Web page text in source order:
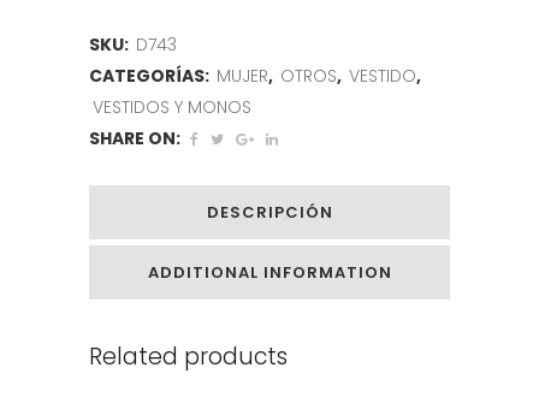
SKU: D743
CATEGORÍAS: MUJER, OTROS, VESTIDO,
VESTIDOS Y MONOS
SHARE ON:
DESCRIPCIÓN
ADDITIONAL INFORMATION
Related products